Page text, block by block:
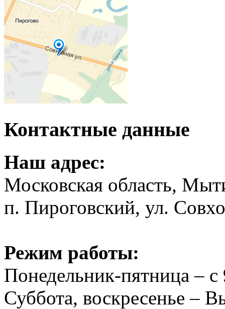
Контактные данные
Наш адрес:
Московская область,
п. Пироговский, ул.
Режим работы:
Понедельник-пятница –
Суббота, воскресенье –